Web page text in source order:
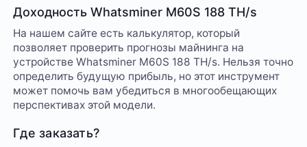
Доходность Whatsminer M60S 188 TH/s
На нашем сайте есть калькулятор, который
позволяет проверить прогнозы майнинга на
устройстве Whatsminer M60S 188 TH/s. Нельзя точно
определить будущую прибыль, но этот инструмент
может помочь вам убедиться в многообещающих
перспективах этой модели.
Где заказать?